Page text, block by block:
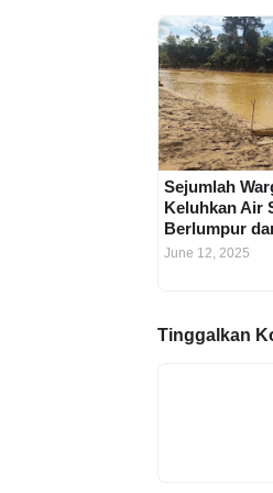
Sejumlah
Keluhkan Air
Berlumpur
June 12, 2025
Tinggalkan